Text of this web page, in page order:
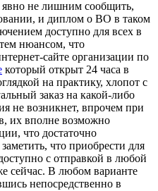
явно не лишним сообщить,
и диплом о ВО в таком
доступно для всех в
нюансом, что
сайте организации по
который открыт 24 часа в
на практику, хлопот с
заказ на какой-либо
не возникнет, впрочем при
их вполне возможно
что достаточно
что приобрести для
с отправкой в любой
сейчас. В любом варианте
непосредственно в